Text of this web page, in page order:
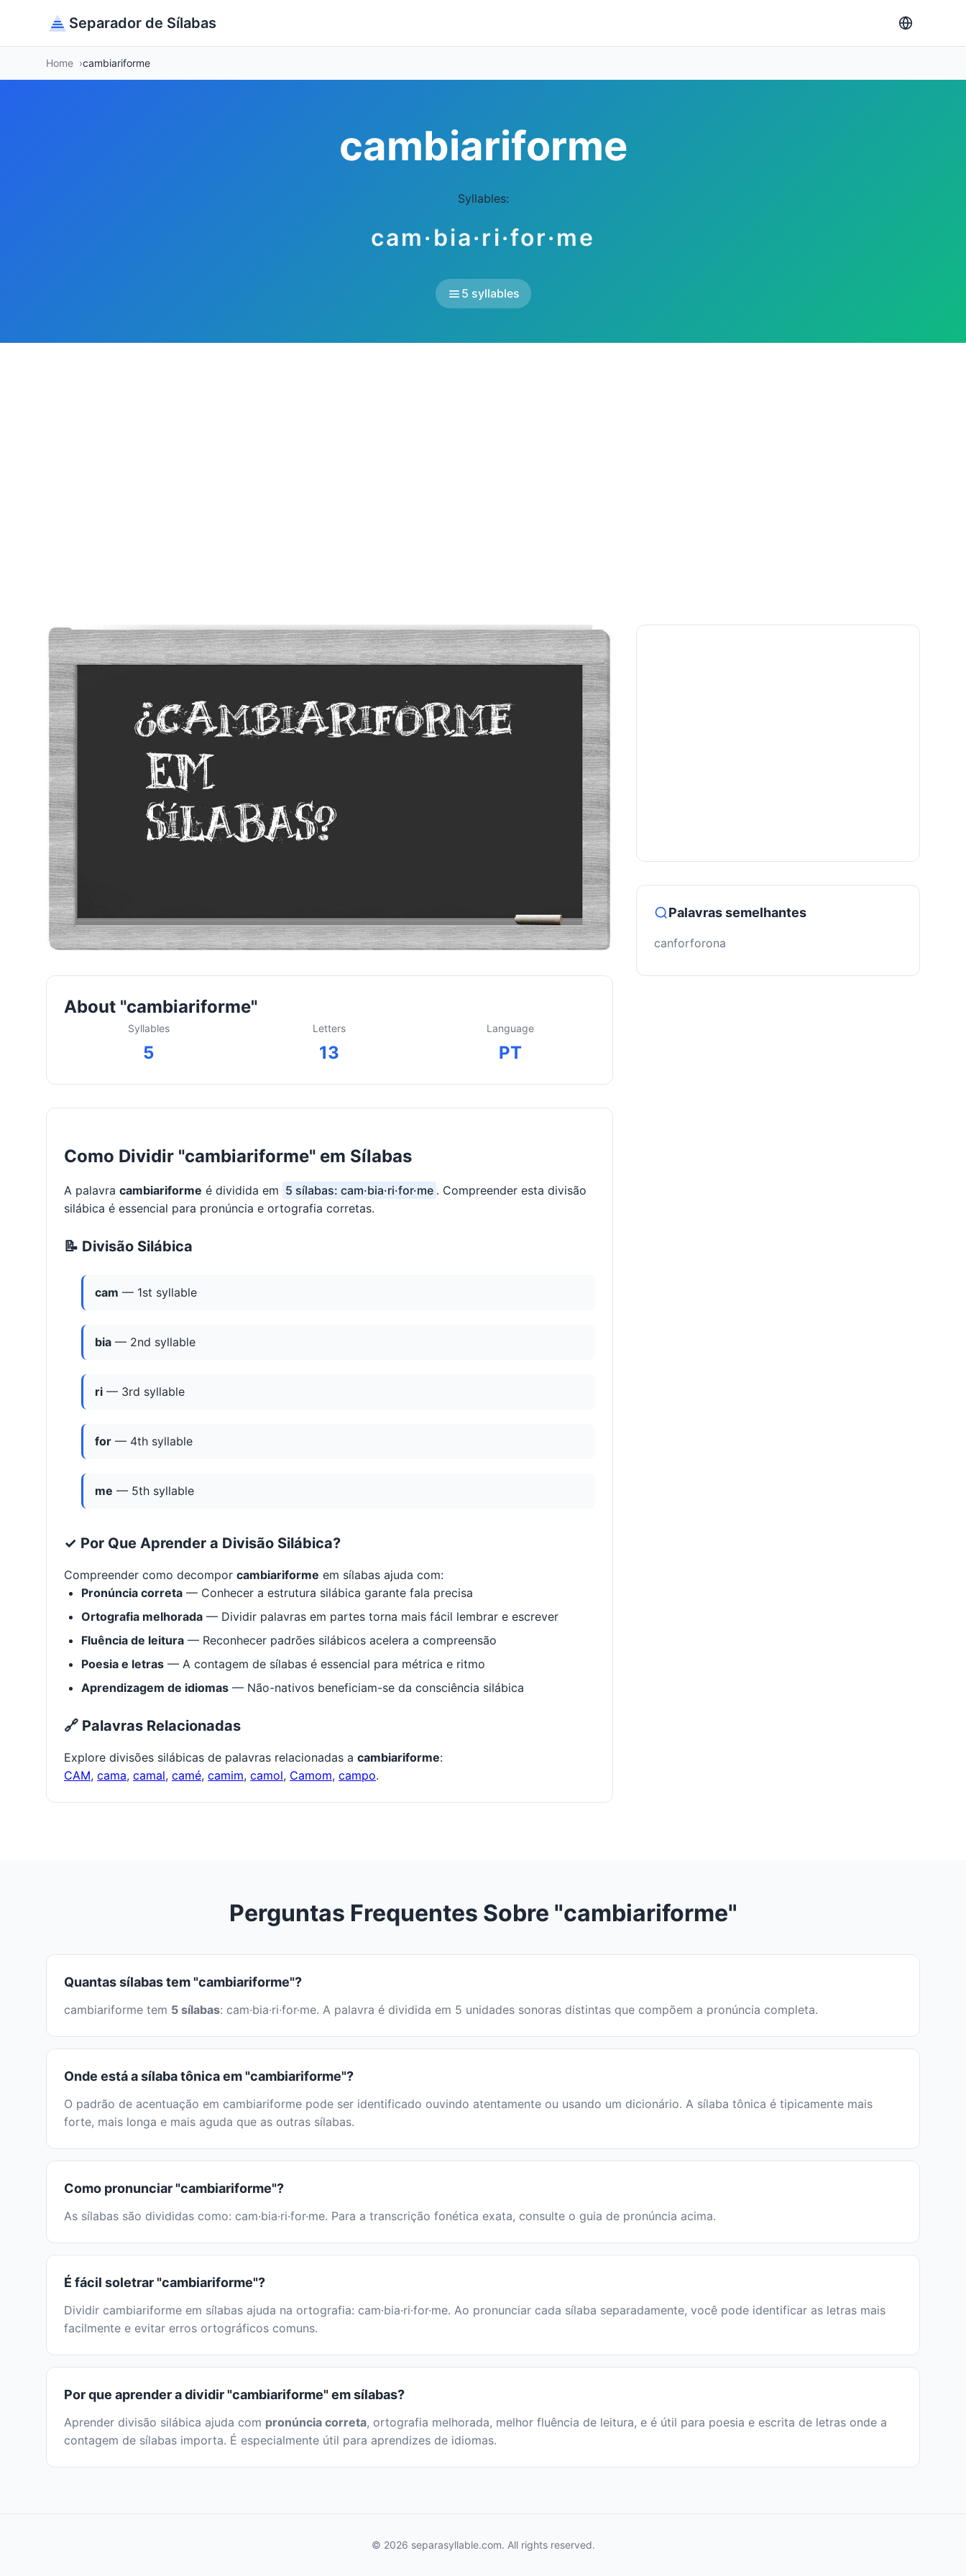
Separador de Sílabas
Home cambiariforme
cambiariforme
Syllables:
cam·bia·ri·for·me
5 syllables
About "cambiariforme"
Syllables
5
Letters
13
Language
PT
Como Dividir "cambiariforme" em Sílabas
A palavra cambiariforme é dividida em 5 sílabas: cam·bia·ri·for·me . Compreender esta divisão
silábica é essencial para pronúncia e ortografia corretas.
📝 Divisão Silábica
cam — 1st syllable
bia — 2nd syllable
ri — 3rd syllable
for — 4th syllable
me — 5th syllable
✓ Por Que Aprender a Divisão Silábica?
Compreender como decompor cambiariforme em sílabas ajuda com:
Pronúncia correta — Conhecer a estrutura silábica garante fala precisa
Ortografia melhorada — Dividir palavras em partes torna mais fácil lembrar e escrever
Fluência de leitura — Reconhecer padrões silábicos acelera a compreensão
Poesia e letras — A contagem de sílabas é essencial para métrica e ritmo
Aprendizagem de idiomas — Não-nativos beneficiam-se da consciência silábica
🔗 Palavras Relacionadas
Explore divisões silábicas de palavras relacionadas a cambiariforme:
CAM, cama, camal, camé, camim, camol, Camom, campo.
Palavras semelhantes
canforforona
Perguntas Frequentes Sobre "cambiariforme"
Quantas sílabas tem "cambiariforme"?
cambiariforme tem 5 sílabas: cam·bia·ri·for·me. A palavra é dividida em 5 unidades sonoras distintas que compõem a pronúncia completa.
Onde está a sílaba tônica em "cambiariforme"?
O padrão de acentuação em cambiariforme pode ser identificado ouvindo atentamente ou usando um dicionário. A sílaba tônica é tipicamente mais
forte, mais longa e mais aguda que as outras sílabas.
Como pronunciar "cambiariforme"?
As sílabas são divididas como: cam·bia·ri·for·me. Para a transcrição fonética exata, consulte o guia de pronúncia acima.
É fácil soletrar "cambiariforme"?
Dividir cambiariforme em sílabas ajuda na ortografia: cam·bia·ri·for·me. Ao pronunciar cada sílaba separadamente, você pode identificar as letras mais
facilmente e evitar erros ortográficos comuns.
Por que aprender a dividir "cambiariforme" em sílabas?
Aprender divisão silábica ajuda com pronúncia correta, ortografia melhorada, melhor fluência de leitura, e é útil para poesia e escrita de letras onde a
contagem de sílabas importa. É especialmente útil para aprendizes de idiomas.
© 2026 separasyllable.com. All rights reserved.